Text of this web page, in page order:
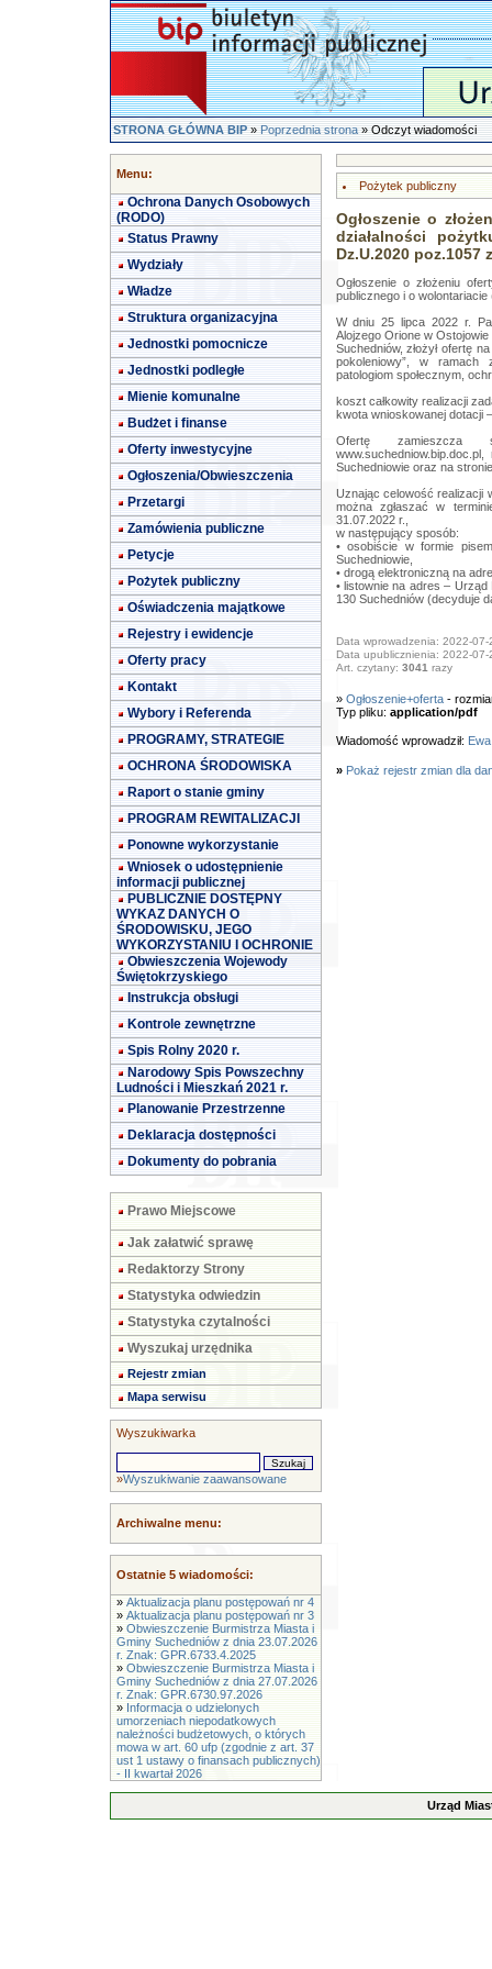
STRONA GŁÓWNA BIP»Poprzednia strona» Odczyt wiadomości
Menu:
Ochrona Danych Osobowych
(RODO)
Status Prawny
Wydziały
Władze
Struktura organizacyjna
Jednostki pomocnicze
Jednostki podległe
Mienie komunalne
Budżet i finanse
Oferty inwestycyjne
Ogłoszenia/Obwieszczenia
Przetargi
Zamówienia publiczne
Petycje
Pożytek publiczny
Oświadczenia majątkowe
Rejestry i ewidencje
Oferty pracy
Kontakt
Wybory i Referenda
PROGRAMY, STRATEGIE
OCHRONA ŚRODOWISKA
Raport o stanie gminy
PROGRAM REWITALIZACJI
Ponowne wykorzystanie
Wniosek o udostępnienie
informacji publicznej
PUBLICZNIE DOSTĘPNY
WYKAZ DANYCH O
ŚRODOWISKU, JEGO
WYKORZYSTANIU I OCHRONIE
Obwieszczenia Wojewody
Świętokrzyskiego
Instrukcja obsługi
Kontrole zewnętrzne
Spis Rolny 2020 r.
Narodowy Spis Powszechny
Ludności i Mieszkań 2021 r.
Planowanie Przestrzenne
Deklaracja dostępności
Dokumenty do pobrania
Prawo Miejscowe
Jak załatwić sprawę
Redaktorzy Strony
Statystyka odwiedzin
Statystyka czytalności
Wyszukaj urzędnika
Rejestr zmian
Mapa serwisu
Wyszukiwarka
»Wyszukiwanie zaawansowane
Archiwalne menu:
Ostatnie 5 wiadomości:
» Aktualizacja planu postępowań nr 4
» Aktualizacja planu postępowań nr 3
» Obwieszczenie Burmistrza Miasta i
Gminy Suchedniów z dnia 23.07.2026
r. Znak: GPR.6733.4.2025
» Obwieszczenie Burmistrza Miasta i
Gminy Suchedniów z dnia 27.07.2026
r. Znak: GPR.6730.97.2026
» Informacja o udzielonych
umorzeniach niepodatkowych
należności budżetowych, o których
mowa w art. 60 ufp (zgodnie z art. 37
ust 1 ustawy o finansach publicznych)
- II kwartał 2026
Pożytek publiczny
Ogłoszenie o
działalności
Dz.U.2020 poz.1057
Ogłoszenie o złożeniu
publicznego i o
W dniu 25 lipca 2022 r.
Alojzego Orione w
Suchedniów, złożył ofertę
pokoleniowy”, w ramach
patologiom społecznym,
koszt całkowity realizacji
kwota wnioskowanej dotacji
Ofertę zamieszcza
Suchedniowie oraz na
Uznając celowość realizacji
można zgłaszać w
31.07.2022 r.,
w następujący sposób:
• osobiście w formie
Suchedniowie,
• drogą elektroniczną na
• listownie na adres –
130 Suchedniów (decyduje
Data wprowadzenia: 2022-07-
Data upublicznienia: 2022-07-
Art. czytany: 3041razy
» Ogłoszenie+oferta-
Typ pliku: application/pdf
Wiadomość wprowadził:
» Pokaż rejestr zmian dla
Urząd